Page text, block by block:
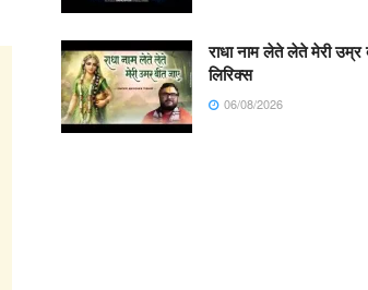
राधा नाम लेते लेते मेरी उम्र
लिरिक्स
06/08/2026